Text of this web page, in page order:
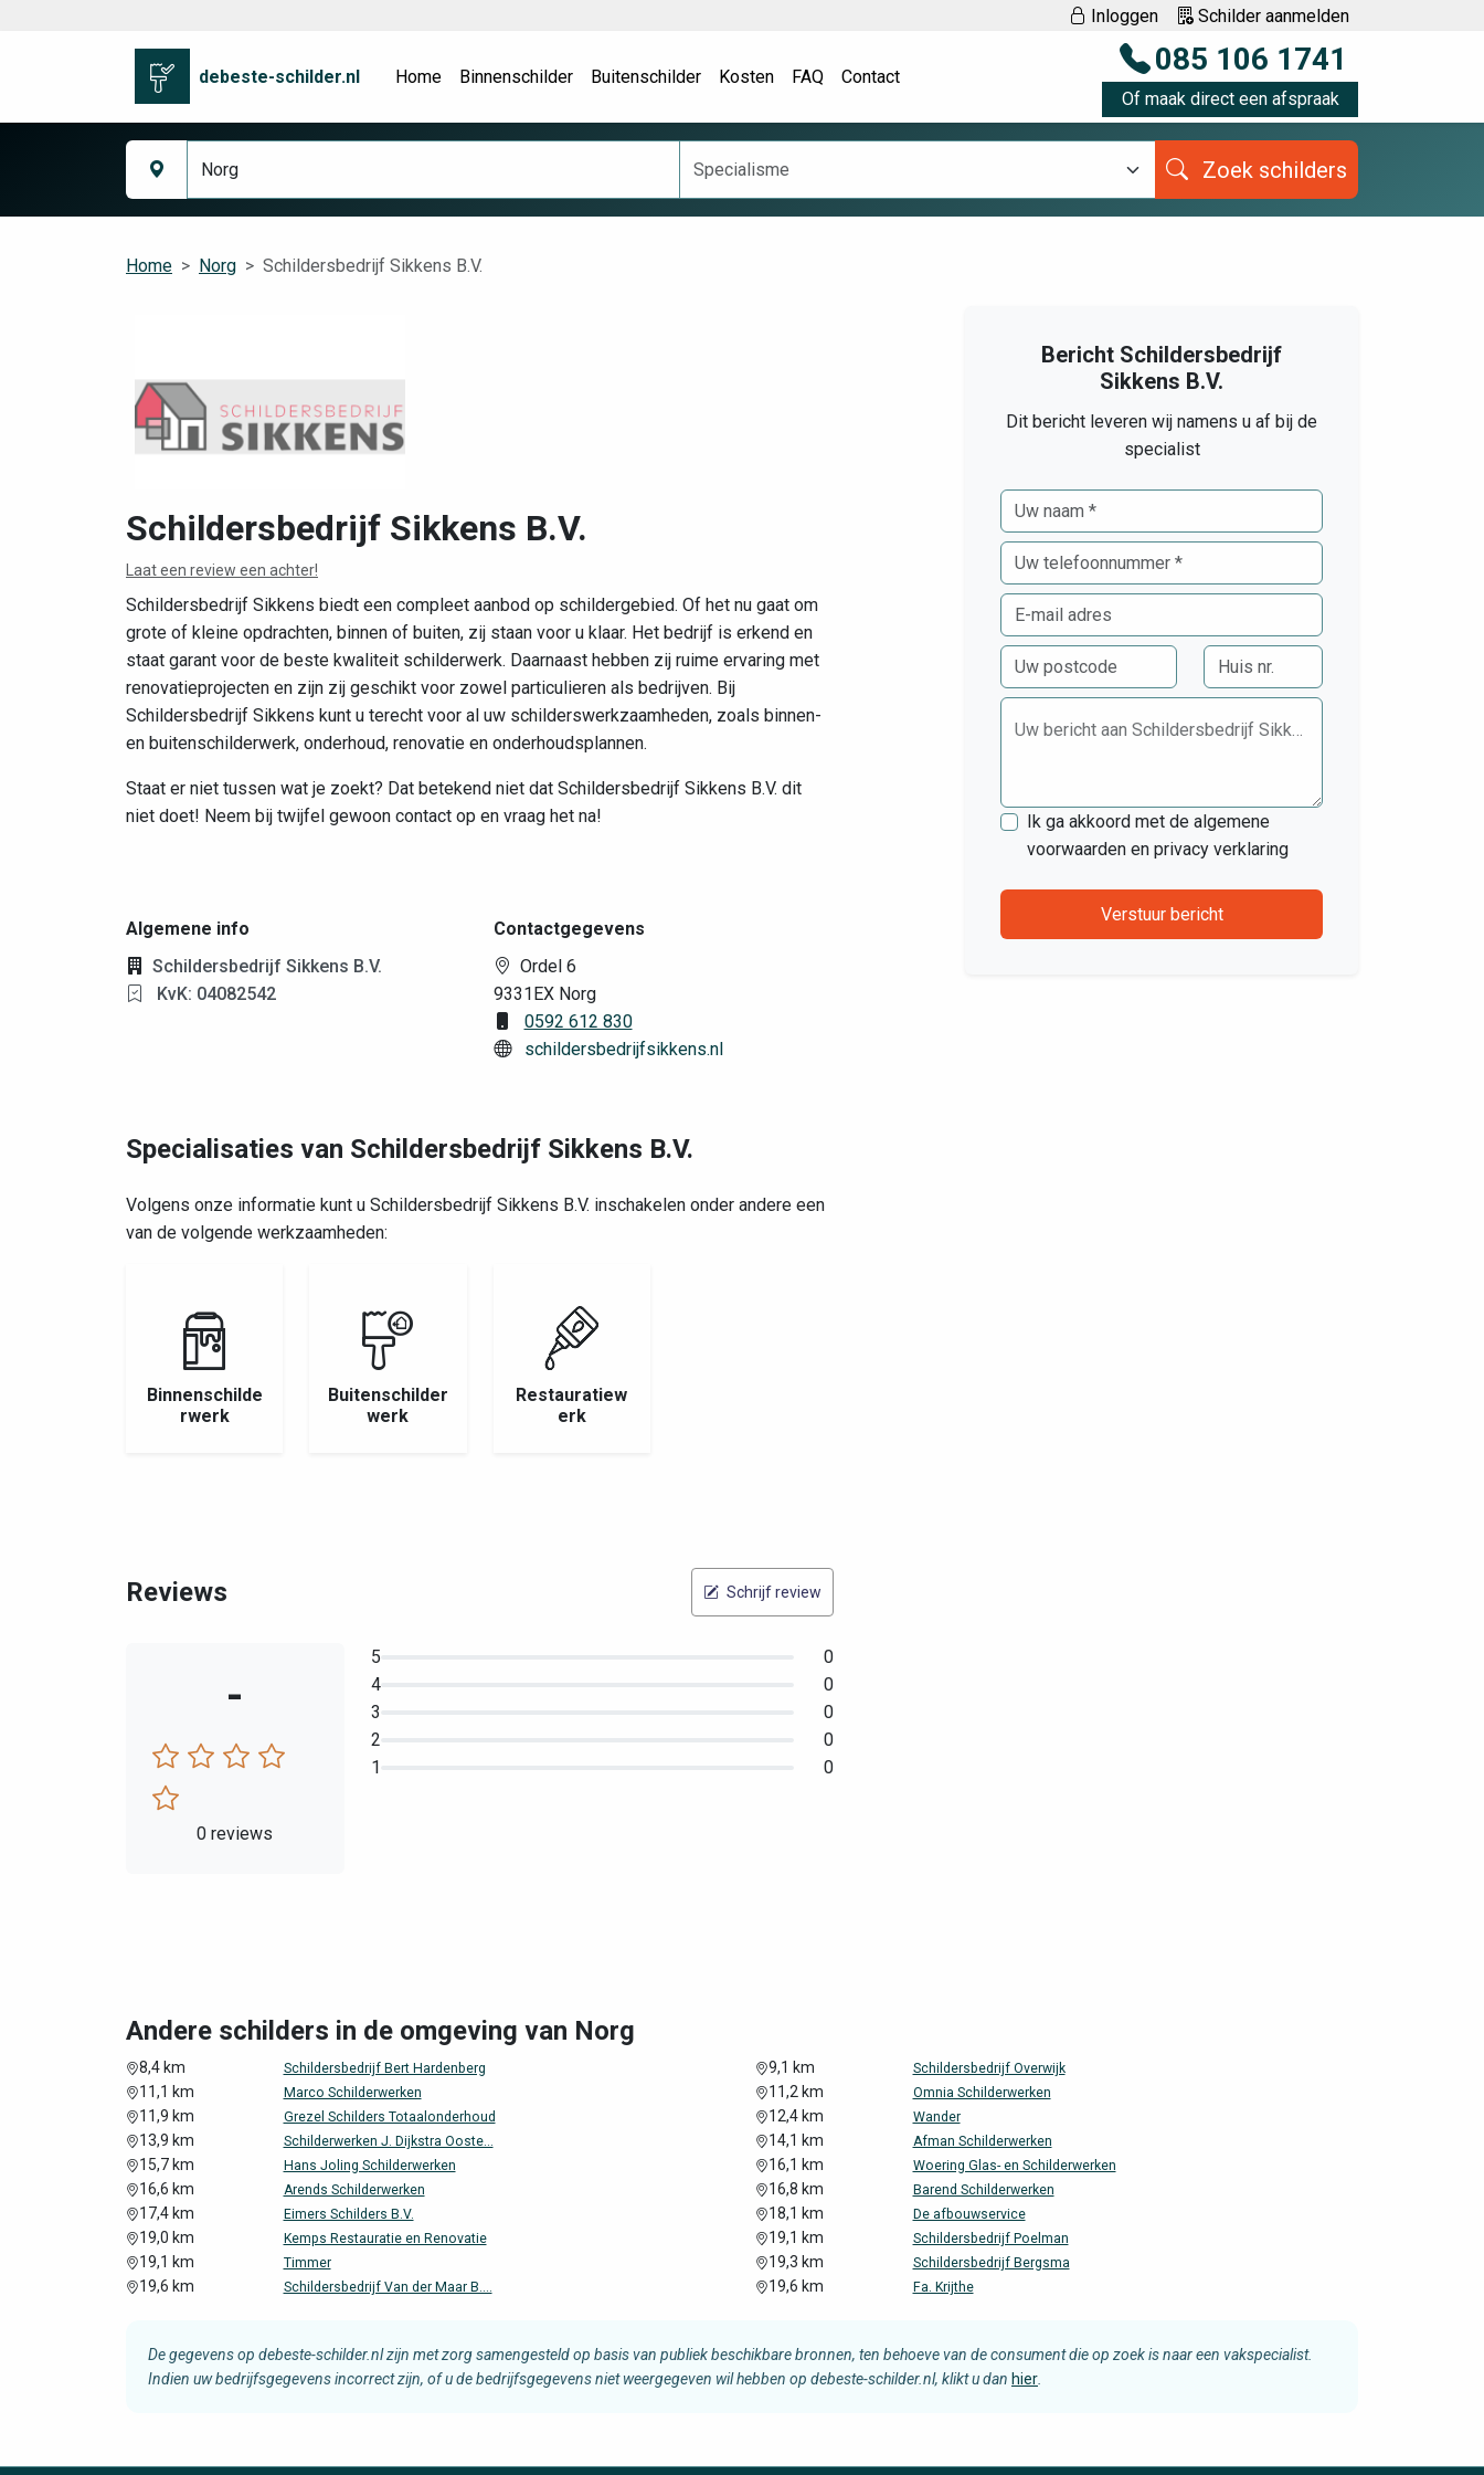
Inloggen Schilder aanmelden
debeste-schilder.nl Home Binnenschilder Buitenschilder Kosten FAQ Contact 085 106 1741
Of maak direct een afspraak
Zoek schilders
Home Norg Schildersbedrijf Sikkens B.V.
Schildersbedrijf Sikkens B.V.
Laat een review een achter!
Schildersbedrijf Sikkens biedt een compleet aanbod op schildergebied. Of het nu gaat om
grote of kleine opdrachten, binnen of buiten, zij staan voor u klaar. Het bedrijf is erkend en
staat garant voor de beste kwaliteit schilderwerk. Daarnaast hebben zij ruime ervaring met
renovatieprojecten en zijn zij geschikt voor zowel particulieren als bedrijven. Bij
Schildersbedrijf Sikkens kunt u terecht voor al uw schilderswerkzaamheden, zoals binnen-
en buitenschilderwerk, onderhoud, renovatie en onderhoudsplannen.
Staat er niet tussen wat je zoekt? Dat betekend niet dat Schildersbedrijf Sikkens B.V. dit
niet doet! Neem bij twijfel gewoon contact op en vraag het na!
Algemene info
Schildersbedrijf Sikkens B.V.
KvK: 04082542
Contactgegevens
Ordel 6
9331EX Norg
0592 612 830
schildersbedrijfsikkens.nl
Specialisaties van Schildersbedrijf Sikkens B.V.
Volgens onze informatie kunt u Schildersbedrijf Sikkens B.V. inschakelen onder andere een
van de volgende werkzaamheden:
Binnenschilde
rwerk
Buitenschilder
werk
Restauratiew
erk
Reviews Schrijf review
-
0 reviews
5
0
4
0
3
0
2
0
1
0
Bericht Schildersbedrijf
Sikkens B.V.
Dit bericht leveren wij namens u af bij de
specialist
Uw bericht aan Schildersbedrijf Sikkens B.V.
Ik ga akkoord met de algemene
voorwaarden en privacy verklaring
Verstuur bericht
Andere schilders in de omgeving van Norg
8,4 km Schildersbedrijf Bert Hardenberg 9,1 km Schildersbedrijf Overwijk
11,1 km Marco Schilderwerken 11,2 km Omnia Schilderwerken
11,9 km Grezel Schilders Totaalonderhoud 12,4 km Wander
13,9 km Schilderwerken J. Dijkstra Ooste... 14,1 km Afman Schilderwerken
15,7 km Hans Joling Schilderwerken 16,1 km Woering Glas- en Schilderwerken
16,6 km Arends Schilderwerken 16,8 km Barend Schilderwerken
17,4 km Eimers Schilders B.V. 18,1 km De afbouwservice
19,0 km Kemps Restauratie en Renovatie 19,1 km Schildersbedrijf Poelman
19,1 km Timmer 19,3 km Schildersbedrijf Bergsma
19,6 km Schildersbedrijf Van der Maar B.... 19,6 km Fa. Krijthe
De gegevens op debeste-schilder.nl zijn met zorg samengesteld op basis van publiek beschikbare bronnen, ten behoeve van de consument die op zoek is naar een vakspecialist.
Indien uw bedrijfsgegevens incorrect zijn, of u de bedrijfsgegevens niet weergegeven wil hebben op debeste-schilder.nl, klikt u dan hier